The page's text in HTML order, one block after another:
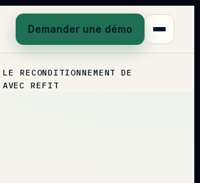
Demander une démo
LE RECONDITIONNEMENT DE
AVEC REFIT